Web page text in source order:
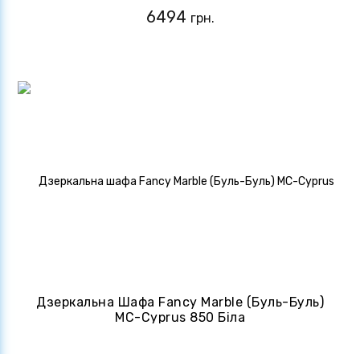
6494 грн.
Дзеркальна Шафа Fancy Marble (Буль-Буль)
MC-Cyprus 850 Біла